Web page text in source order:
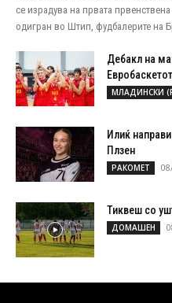
се израдува на првата
одигран во Штип, фудбалерите на
Дебакл на
МЛАДИНСКИ
Илиќ
Плзен
РАКОМЕТ
Тиквеш со
ДОМАШЕН